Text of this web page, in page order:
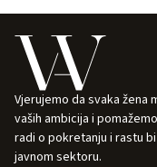
Vjerujemo da svaka
vaših ambicija i
radi o pokretanju i rastu
javnom sektoru.